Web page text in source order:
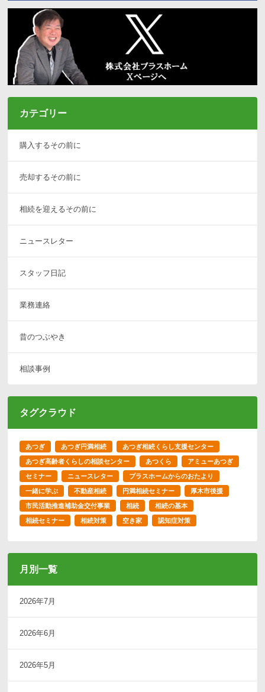
カテゴリー
購入するその前に
売却するその前に
相続を迎えるその前に
ニュースレター
スタッフ日記
業務連絡
昔のつぶやき
相談事例
タグクラウド
あつぎ あつぎ円満相続 あつぎ相続くらし支援センター
あつぎ高齢者くらしの相談センター あつくら アミューあつぎ
セミナー ニュースレター プラスホームからのおたより
一緒に学ぶ 不動産相続 円満相続セミナー 厚木市後援
市民活動推進補助金交付事業 相続 相続の基本
相続セミナー 相続対策 空き家 認知症対策
月別一覧
2026年7月
2026年6月
2026年5月